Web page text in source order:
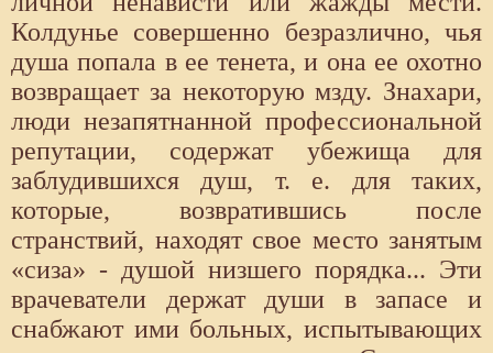
Колдунье совершенно безразлично, чья
душа попала в ее тенета, и она ее охотно
возвращает за некоторую мзду. Знахари,
люди незапятнанной профессиональной
репутации, содержат убежища для
заблудившихся душ, т. е. для таких,
которые, возвратившись после
странствий, находят свое место занятым
«сиза» - душой низшего порядка... Эти
врачеватели держат души в запасе и
снабжают ими больных, испытывающих